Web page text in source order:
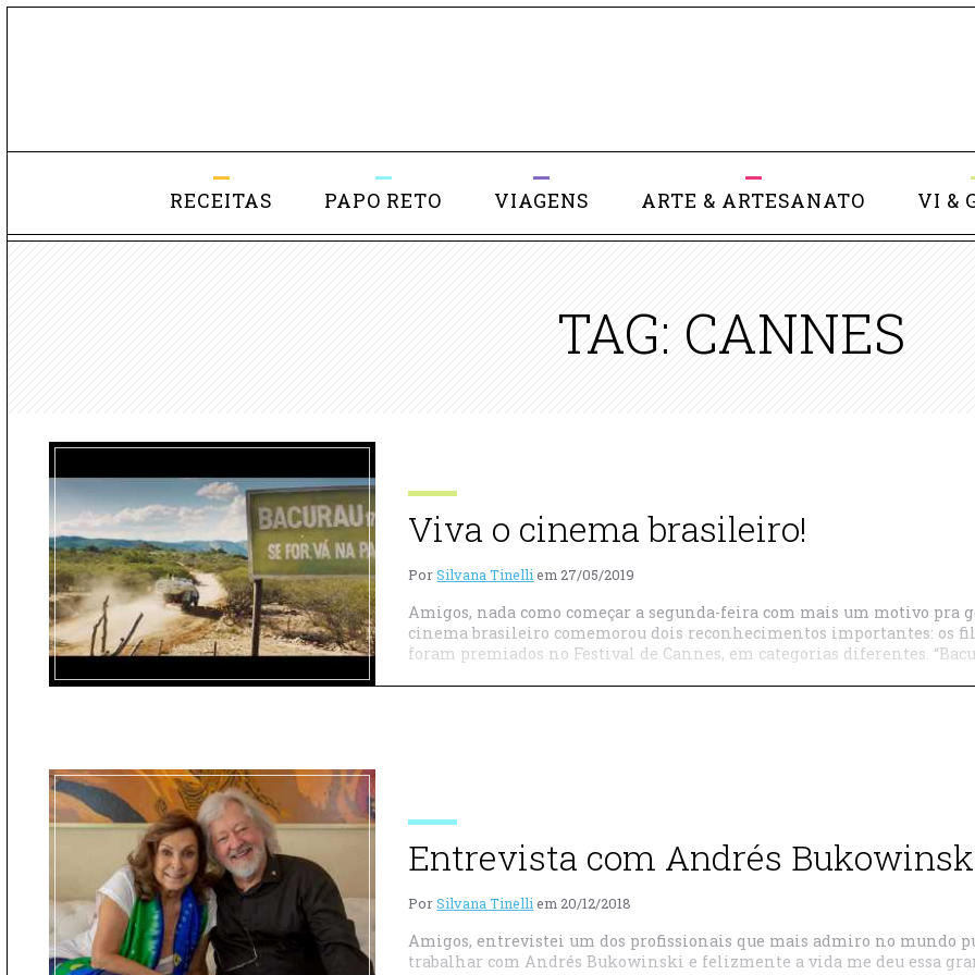
RECEITAS PAPO RETO VIAGENS ARTE & ARTESANATO VI &
TAG: CANNES
Viva o cinema brasileiro!
PorSilvana Tinelli em 27/05/2019
Amigos, nada como começar a segunda-feira com mais um motivo
cinema brasileiro comemorou dois reconhecimentos importantes: os
foram premiados no Festival de Cannes, em categorias diferentes.
Entrevista com Andrés
PorSilvana Tinelli em 20/12/2018
Amigos, entrevistei um dos profissionais que mais admiro no mundo
trabalhar com Andrés Bukowinski e felizmente a vida me deu essa